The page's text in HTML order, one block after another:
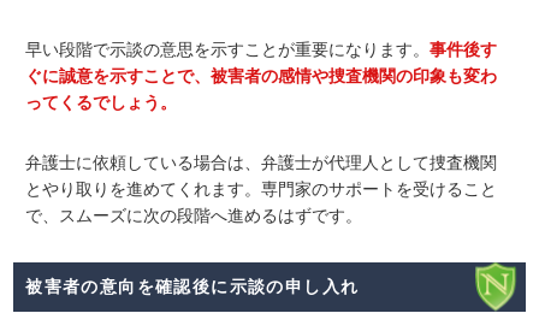
早い段階で示談の意思を示すことが重要になります。事件後す
ぐに誠意を示すことで、被害者の感情や捜査機関の印象も変わ
ってくるでしょう。
弁護士に依頼している場合は、弁護士が代理人として捜査機関
とやり取りを進めてくれます。専門家のサポートを受けること
で、スムーズに次の段階へ進めるはずです。
被害者の意向を確認後に示談の申し入れ